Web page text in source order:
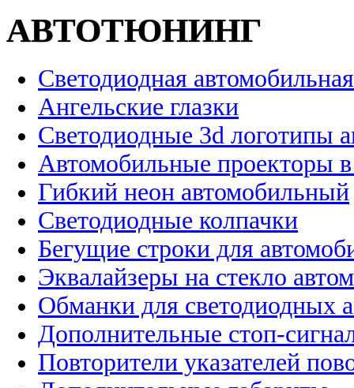
АВТОТЮНИНГ
Светодиодная
Ангельские глазки
Светодиодные 3d логотипы
Автомобильные проекторы
Гибкий неон автомобильный
Светодиодные колпачки
Бегущие строки для
Эквалайзеры на стекло
Обманки для светодиодных
Дополнительные стоп-
Повторители указателей